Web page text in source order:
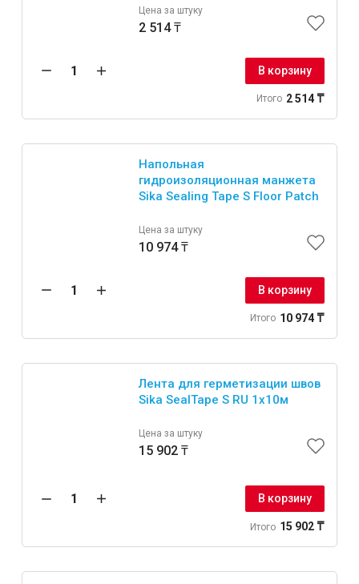
Цена за штуку
2 514 ₸
В корзину
Итого 2 514 ₸
Напольная
гидроизоляционная манжета
Sika Sealing Tape S Floor Patch
Цена за штуку
10 974 ₸
В корзину
Итого 10 974 ₸
Лента для герметизации швов
Sika SealTape S RU 1х10м
Цена за штуку
15 902 ₸
В корзину
Итого 15 902 ₸